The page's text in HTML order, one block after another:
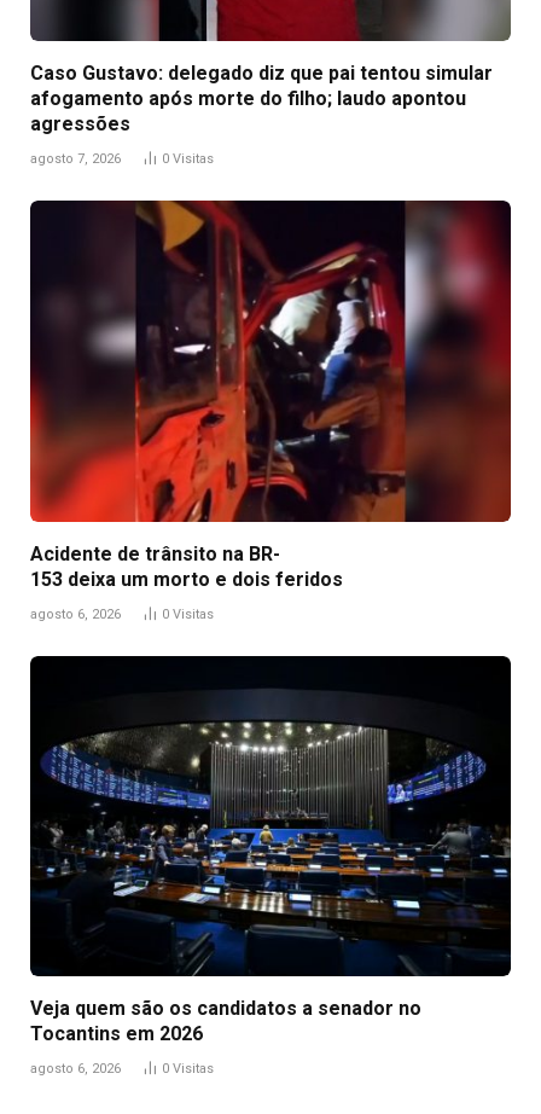
Caso Gustavo: delegado diz que pai tentou simular
afogamento após morte do filho; laudo apontou
agressões
agosto 7, 2026 0 Visitas
Acidente de trânsito na BR-
153 deixa um morto e dois feridos
agosto 6, 2026 0 Visitas
Veja quem são os candidatos a senador no
Tocantins em 2026
agosto 6, 2026 0 Visitas